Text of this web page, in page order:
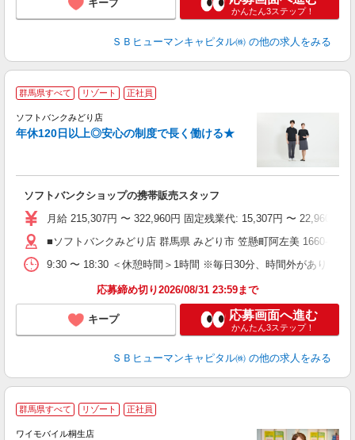
キープ
かんたん3ステップ！
ＳＢヒューマンキャピタル㈱ の他の求人をみる
群馬県すべて リゾート 正社員
ソフトバンクみどり店
年休120日以上◎安心の制度で長く働ける★
ソフトバンクショップの携帯販売スタッフ
月給 215,307円 〜 322,960円 固定残業代: 15,307円 〜 22,960円
■ソフトバンクみどり店 群馬県 みどり市 笠懸町阿左美 1660‐1
9:30 〜 18:30 ＜休憩時間＞1時間 ※毎日30分、時間外があります
応募締め切り2026/08/31 23:59まで
キープ 応募画面へ進む
かんたん3ステップ！
ＳＢヒューマンキャピタル㈱ の他の求人をみる
群馬県すべて リゾート 正社員
ワイモバイル桐生店